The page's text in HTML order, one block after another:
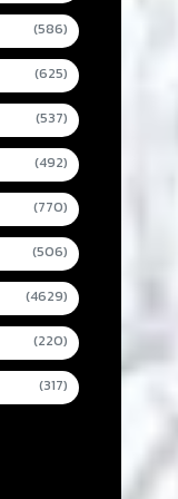
(586)
(625)
(537)
(492)
(770)
(506)
(4629)
(220)
(317)